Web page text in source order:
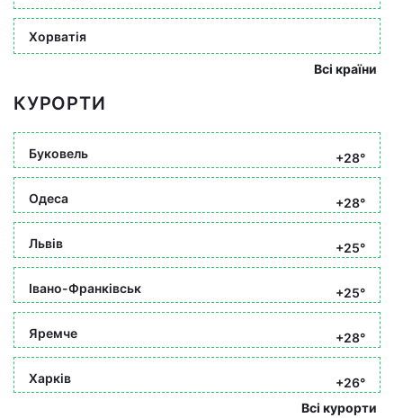
Хорватія
Всі країни
КУРОРТИ
Буковель +28°
Одеса +28°
Львів +25°
Івано-Франківськ +25°
Яремче +28°
Харків
+26°
Всі курорти